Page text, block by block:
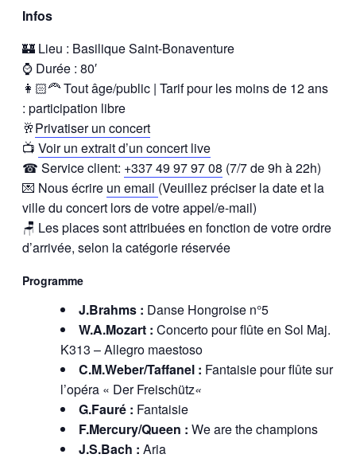
Infos
🏰 Lieu : Basilique Saint-Bonaventure
⌚ Durée : 80′
👩🏻‍🦰 Tout âge/public | Tarif pour les moins de 12 ans
: participation libre
🥂Privatiser un concert
📺 Voir un extrait d’un concert live
☎ Service client: +337 49 97 97 08 (7/7 de 9h à 22h)
💌 Nous écrire un email (Veuillez préciser la date et la
ville du concert lors de votre appel/e-mail)
🪑 Les places sont attribuées en fonction de votre ordre
d’arrivée, selon la catégorie réservée
Programme
J.Brahms : Danse Hongroise n°5
W.A.Mozart : Concerto pour flûte en Sol Maj.
K313 – Allegro maestoso
C.M.Weber/Taffanel : Fantaisie pour flûte sur
l’opéra « Der Freischütz«
G.Fauré : Fantaisie
F.Mercury/Queen : We are the champions
J.S.Bach : Aria